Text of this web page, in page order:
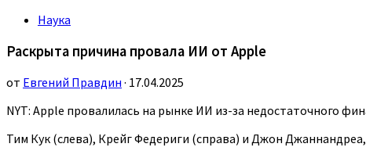
Наука
Раскрыта причина провала ИИ от Apple
от Евгений Правдин · 17.04.2025
NYT: Apple провалилась на рынке ИИ из-за недостаточного
Тим Кук (слева), Крейг Федериги (справа) и Джон